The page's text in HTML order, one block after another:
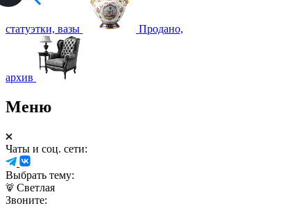
статуэтки, вазы Продано,
архив
Меню
Чаты и соц. сети:
Выбрать тему:
Светлая
Звоните: